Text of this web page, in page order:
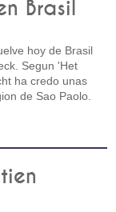
Brasil
hoy de Brasil
Segun 'Het
ha credo unas
de Sao Paolo.